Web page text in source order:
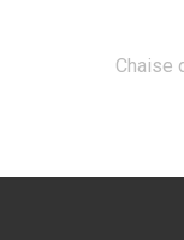
Chaise